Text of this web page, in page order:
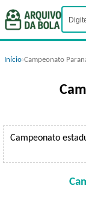
Início›Campeonato
Campeonato